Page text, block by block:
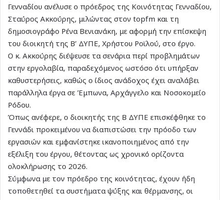
Γενναδίου ανέλυσε ο πρόεδρος της Κοινότητας Γενναδίου,
Σταύρος Ακκούρης, μιλώντας στον topfm και τη
δημοσιογράφο Ρένα Βενιανάκη, με αφορμή την επίσκεψη
του διοικητή της Β’ ΔΥΠΕ, Χρήστου Ροϊλού, στο έργο.
Ο κ. Ακκούρης διέψευσε τα σενάρια περί προβλημάτων
στην εργολαβία, παραδεχόμενος ωστόσο ότι υπήρξαν
καθυστερήσεις, καθώς ο ίδιος ανάδοχος έχει αναλάβει
παράλληλα έργα σε Έμπωνα, Αρχάγγελο και Νοσοκομείο
Ρόδου.
Όπως ανέφερε, ο διοικητής της Β ΔΥΠΕ επισκέφθηκε το
Γεννάδι προκειμένου να διαπιστώσει την πρόοδο των
εργασιών και εμφανίστηκε ικανοποιημένος από την
εξέλιξη του έργου, θέτοντας ως χρονικό ορίζοντα
ολοκλήρωσης το 2026.
Σύμφωνα με τον πρόεδρο της κοινότητας, έχουν ήδη
τοποθετηθεί τα συστήματα ψύξης και θέρμανσης, οι